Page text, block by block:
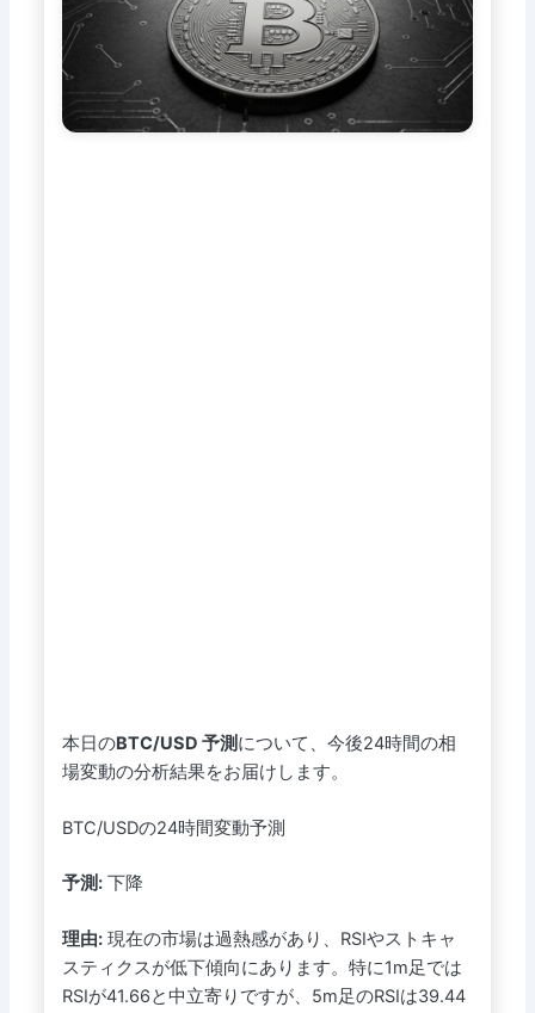
本日のBTC/USD 予測について、今後24時間の相
場変動の分析結果をお届けします。
BTC/USDの24時間変動予測
予測:下降
理由:現在の市場は過熱感があり、RSIやストキャ
スティクスが低下傾向にあります。特に1m足では
RSIが41.66と中立寄りですが、5m足のRSIは39.44